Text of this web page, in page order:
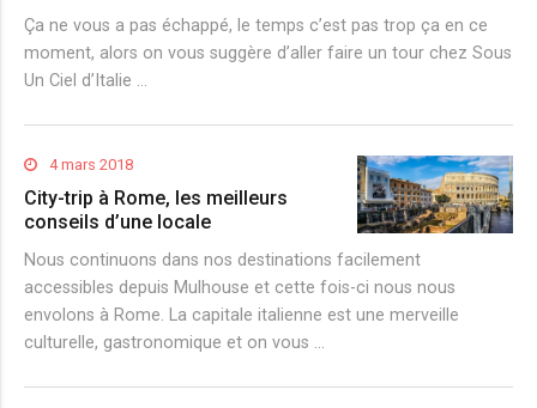
Ça ne vous a pas échappé, le temps c’est pas trop ça en ce
moment, alors on vous suggère d’aller faire un tour chez Sous
Un Ciel d’Italie …
4 mars 2018
City-trip à Rome, les meilleurs
conseils d’une locale
Nous continuons dans nos destinations facilement
accessibles depuis Mulhouse et cette fois-ci nous nous
envolons à Rome. La capitale italienne est une merveille
culturelle, gastronomique et on vous …